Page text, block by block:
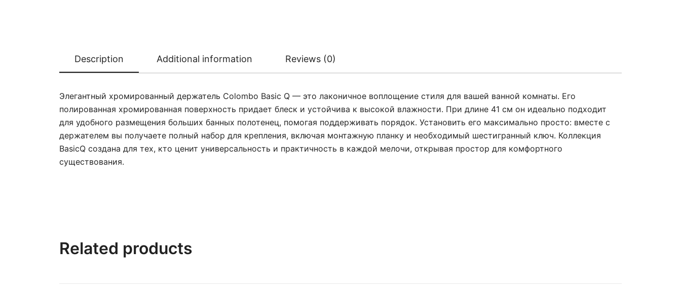
Description Additional information Reviews (0)
Элегантный хромированный держатель Colombo Basic Q — это лаконичное воплощение стиля для вашей ванной комнаты. Его
полированная хромированная поверхность придает блеск и устойчива к высокой влажности. При длине 41 см он идеально подходит
для удобного размещения больших банных полотенец, помогая поддерживать порядок. Установить его максимально просто: вместе с
держателем вы получаете полный набор для крепления, включая монтажную планку и необходимый шестигранный ключ. Коллекция
BasicQ создана для тех, кто ценит универсальность и практичность в каждой мелочи, открывая простор для комфортного
существования.
Related products